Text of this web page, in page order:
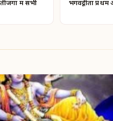
में सभी
भगवद्गीता